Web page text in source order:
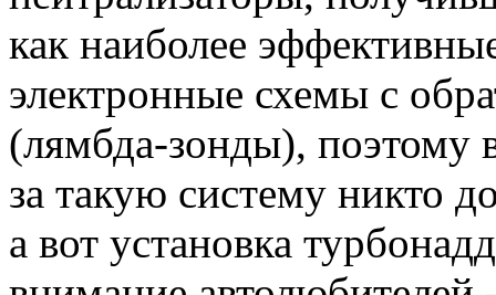
как наиболее
электронные схемы с
(лямбда-зонды), поэтому
за такую систему никто
а вот установка